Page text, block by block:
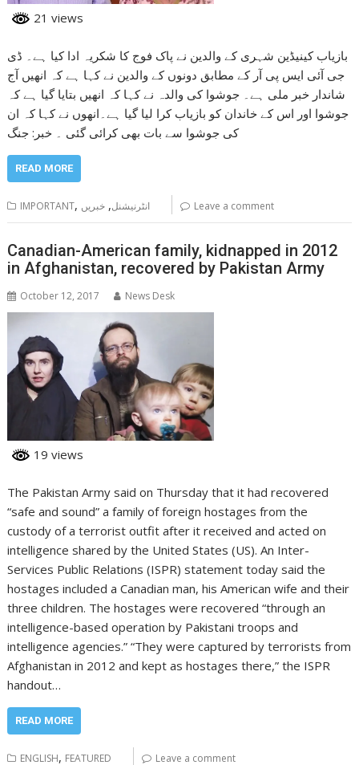
21 views
بازیاب کینیڈین شہری کے والدین نے پاک فوج کا شکریہ ادا کیا ہے۔ ڈی
جی آئی ایس پی آر کے مطابق دونوں کے والدین نے کہا ہے کہ انھیں آج
شاندار خبر ملی ہے۔ جوشوا کی والدہ نے کہا کہ انھیں بتایا گیا ہے کہ
جوشوا اور اس کے خاندان کو بازیاب کرا لیا گیا ہے۔انھوں نے کہا کہ ان
کی جوشوا سے بات بھی کرائی گئی ۔ خبر: جنگ
READ MORE
IMPORTANT, انٹرنیشنل, خبریں Leave a comment
Canadian-American family, kidnapped in 2012
in Afghanistan, recovered by Pakistan Army
October 12, 2017 News Desk
19 views
The Pakistan Army said on Thursday that it had recovered
“safe and sound” a family of foreign hostages from the
custody of a terrorist outfit after it received and acted on
intelligence shared by the United States (US). An Inter-
Services Public Relations (ISPR) statement today said the
hostages included a Canadian man, his American wife and their
three children. The hostages were recovered “through an
intelligence-based operation by Pakistani troops and
intelligence agencies.” “They were captured by terrorists from
Afghanistan in 2012 and kept as hostages there,” the ISPR
handout…
READ MORE
ENGLISH, FEATURED Leave a comment